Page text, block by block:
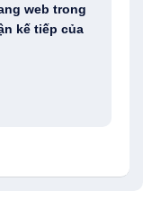
web trong
kế tiếp của